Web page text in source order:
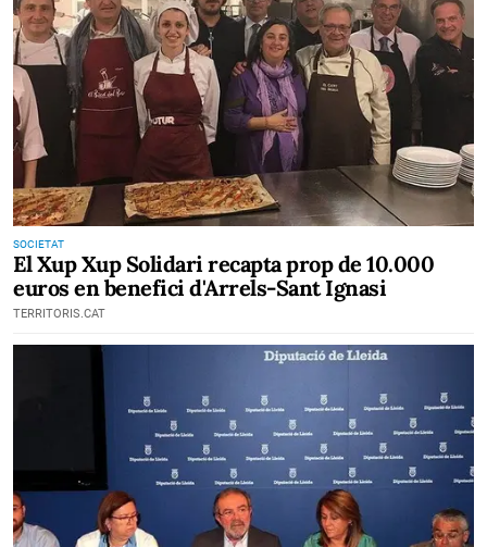
SOCIETAT
El Xup Xup Solidari recapta prop de 10.000
euros en benefici d'Arrels-Sant Ignasi
TERRITORIS.CAT